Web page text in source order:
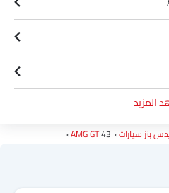
المزيد
بنز سيارات AMG GT43